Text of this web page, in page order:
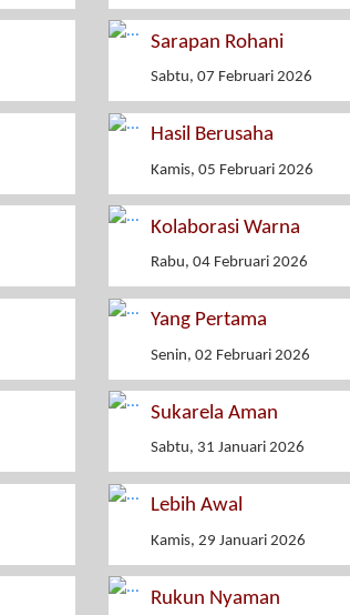
Sarapan Rohani
Sabtu, 07 Februari 2026
Hasil Berusaha
Kamis, 05 Februari 2026
Kolaborasi Warna
Rabu, 04 Februari 2026
Yang Pertama
Senin, 02 Februari 2026
Sukarela Aman
Sabtu, 31 Januari 2026
Lebih Awal
Kamis, 29 Januari 2026
Rukun Nyaman